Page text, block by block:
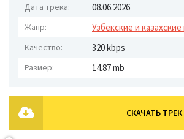
Дата трека: 08.06.2026
Жанр: Узбекские и
Качество: 320 kbps
Размер: 14.87 mb
СКАЧАТЬ ТРЕК